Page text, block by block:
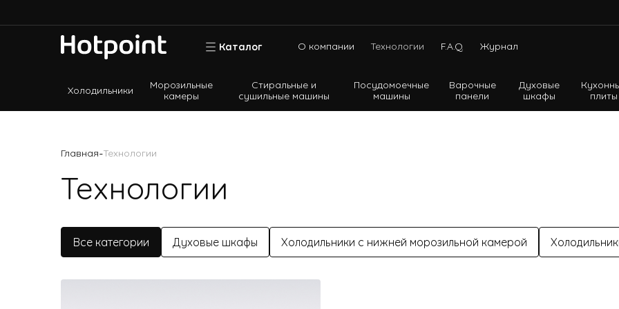
Каталог О компании Технологии F.A.Q. Журнал
Холодильники Морозильные
камеры
Стиральные и
сушильные машины
Посудомоечные
машины
Варочные
панели
Духовые
шкафы плиты
Холодильники
Стиральные и сушильные машины
Варочные панели
Кухонные плиты
Холодильники с нижней морозильной камерой
Главная-Технологии
Технологии
Все категории Духовые шкафы Холодильники с нижней морозильной камерой